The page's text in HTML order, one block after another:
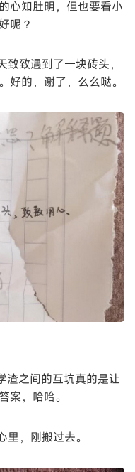
心知肚明，但也要看小
呢？
致遇到了一块砖头，
好的，谢了，么么哒。
渣之间的互坑真的是让
案，哈哈。
，刚搬过去。